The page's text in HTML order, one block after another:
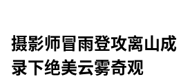
摄影师冒雨登攻离山
录下绝美云雾奇观